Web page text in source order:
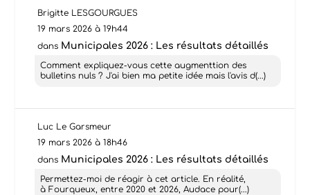
Brigitte LESGOURGUES
19 mars 2026 à 19h44
dans Municipales 2026 : Les résultats détaillés
Comment expliquez-vous cette augmenttion des
bulletins nuls ? J'ai bien ma petite idée mais l'avis d(...)
Luc Le Garsmeur
19 mars 2026 à 18h46
dans Municipales 2026 : Les résultats détaillés
Permettez-moi de réagir à cet article. En réalité,
à Fourqueux, entre 2020 et 2026, Audace pour(...)